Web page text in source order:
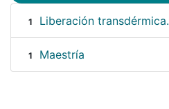
1 Liberación transdérmica.
1 Maestría